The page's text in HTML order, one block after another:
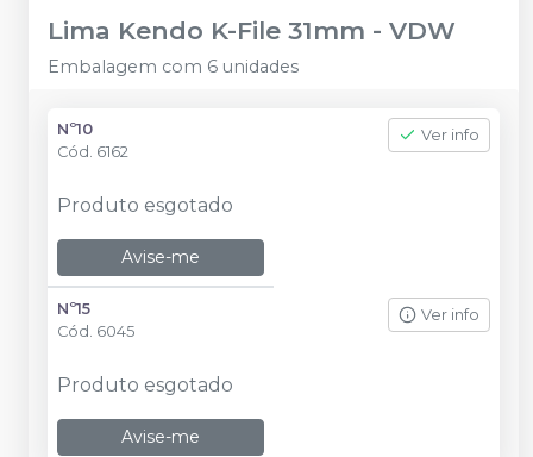
Lima Kendo K-File 31mm - VDW
Embalagem com 6 unidades
Nº10
Cód. 6162
Ver info
Produto esgotado
Avise-me
Nº15
Cód. 6045
Ver info
Produto esgotado
Avise-me